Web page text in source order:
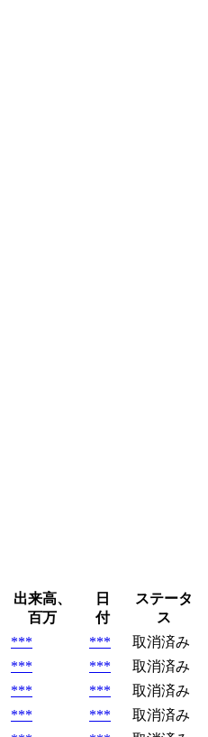
出来高、
百万
日
付
ステータ
ス
*** ***
取消済み
*** ***
取消済み
*** ***
取消済み
*** ***
取消済み